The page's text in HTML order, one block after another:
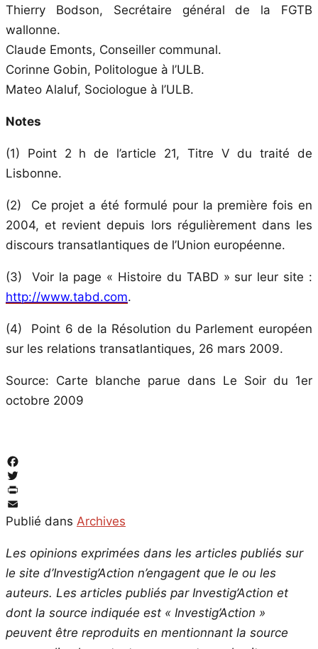
Thierry Bodson, Secrétaire général de la FGTB
wallonne.
Claude Emonts, Conseiller communal.
Corinne Gobin, Politologue à l’ULB.
Mateo Alaluf, Sociologue à l’ULB.
Notes
(1) Point 2 h de l’article 21, Titre V du traité de
Lisbonne.
(2) Ce projet a été formulé pour la première fois en
2004, et revient depuis lors régulièrement dans les
discours transatlantiques de l’Union européenne.
(3) Voir la page « Histoire du TABD » sur leur site :
http://www.tabd.com.
(4) Point 6 de la Résolution du Parlement européen
sur les relations transatlantiques, 26 mars 2009.
Source: Carte blanche parue dans Le Soir du 1er
octobre 2009
Facebook
Twitter
PrintFriendly
Email
Publié dans Archives
Les opinions exprimées dans les articles publiés sur
le site d’Investig’Action n’engagent que le ou les
auteurs. Les articles publiés par Investig’Action et
dont la source indiquée est « Investig’Action »
peuvent être reproduits en mentionnant la source